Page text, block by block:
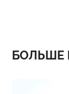
БОЛЬШЕ